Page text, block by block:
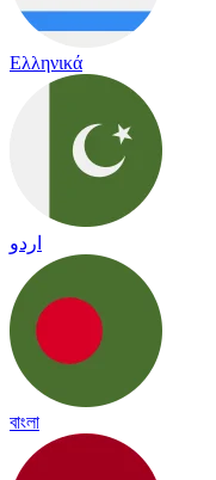
Ελληνικά
اردو
বাংলা